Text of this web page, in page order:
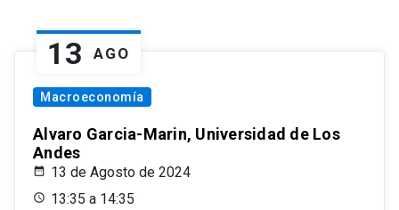
13 AGO
Macroeconomía
Alvaro Garcia-Marin, Universidad de Los
Andes
13 de Agosto de 2024
13:35 a 14:35